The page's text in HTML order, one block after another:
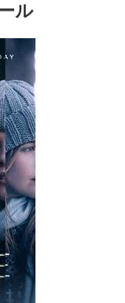
ル